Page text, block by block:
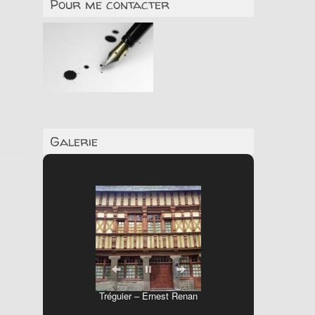
Pour me contacter
Galerie
Tréguier – Ernest Renan